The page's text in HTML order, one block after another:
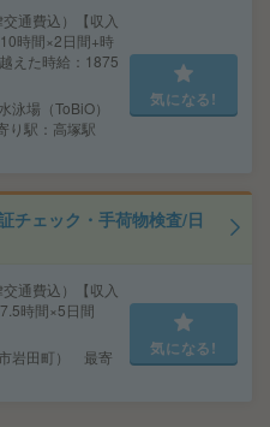
通費込）【収入
時間×2日間+時
えた時給：1875
泳場（ToBiO）
り駅：高塚駅
気になる!
チェック・手荷物検査/日
通費込）【収入
時間×5日間
岩田町） 最寄
気になる!